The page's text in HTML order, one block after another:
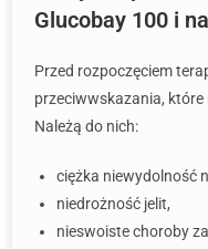
Glucobay 100 i
Przed rozpoczęciem
przeciwwskazania,
Należą do nich:
ciężka niewydolność
niedrożność jelit,
nieswoiste choroby